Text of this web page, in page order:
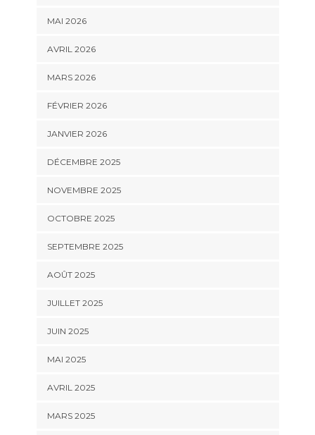
MAI 2026
AVRIL 2026
MARS 2026
FÉVRIER 2026
JANVIER 2026
DÉCEMBRE 2025
NOVEMBRE 2025
OCTOBRE 2025
SEPTEMBRE 2025
AOÛT 2025
JUILLET 2025
JUIN 2025
MAI 2025
AVRIL 2025
MARS 2025